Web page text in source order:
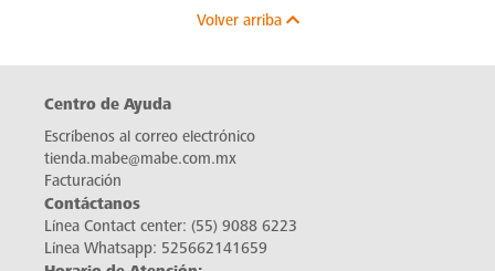
Volver arriba
Centro de Ayuda
Escríbenos al correo electrónico
tienda.mabe@mabe.com.mx
Facturación
Contáctanos
Línea Contact center: (55) 9088 6223
Línea Whatsapp: 525662141659